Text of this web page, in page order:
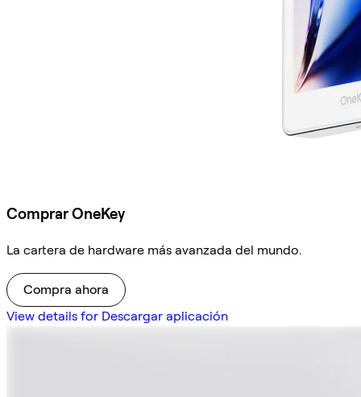
Comprar OneKey
La cartera de hardware más avanzada del mundo.
Compra ahora
View details for Descargar aplicación